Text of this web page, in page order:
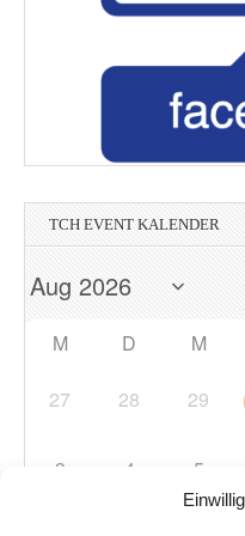
TCH EVENT KALENDER
M D M
27 28 29
3 4 5